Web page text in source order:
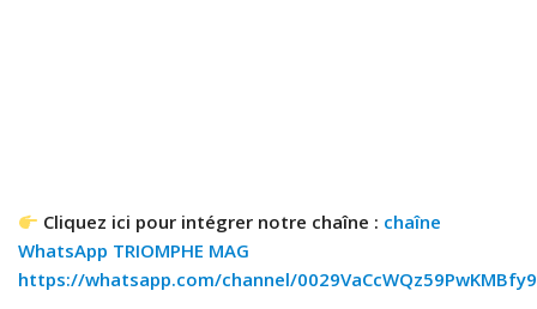
Cliquez ici pour intégrer notre chaîne : chaîne
WhatsApp TRIOMPHE MAG
https://whatsapp.com/channel/